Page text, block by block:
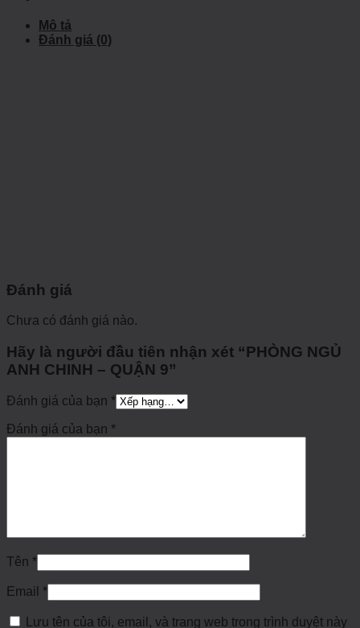
Mô tả
Đánh giá (0)
Đánh giá
Chưa có đánh giá nào.
Hãy là người đầu tiên nhận xét “PHÒNG NGỦ
ANH CHINH – QUẬN 9”
Đánh giá của bạn *
Đánh giá của bạn *
Tên *
Email *
Lưu tên của tôi, email, và trang web trong trình duyệt này